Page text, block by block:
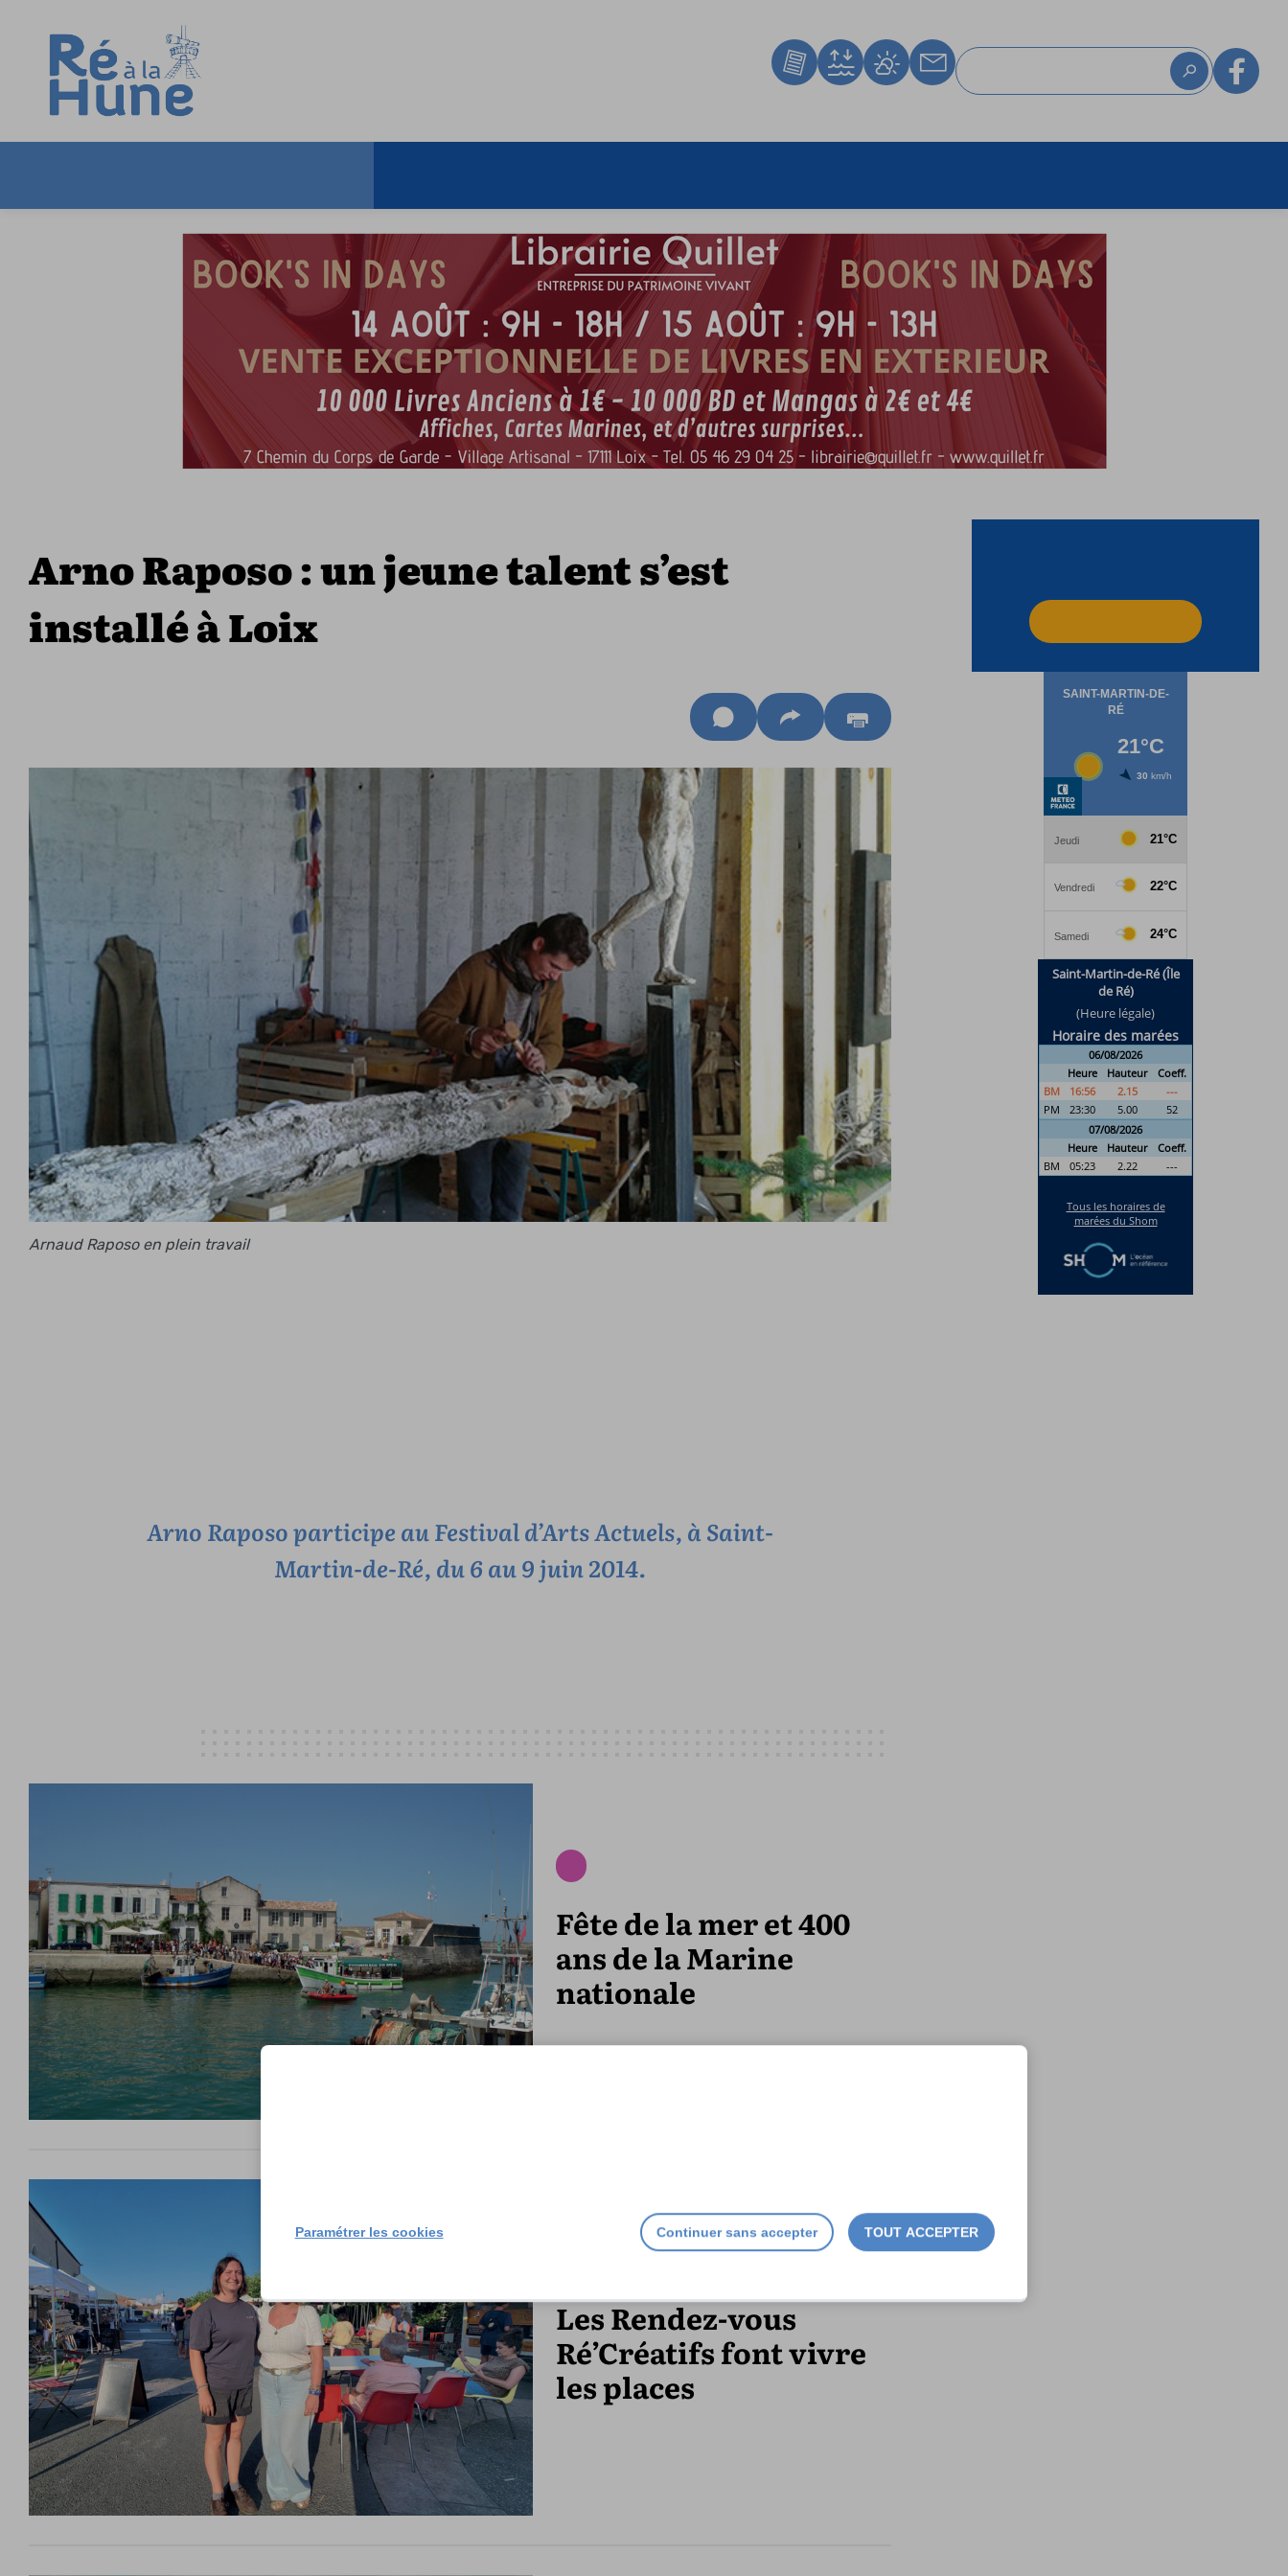
Arno Raposo : un jeune talent s’est
installé à Loix
Arnaud Raposo en plein travail
Arno Raposo participe au Festival d’Arts Actuels, à Saint-
Martin-de-Ré, du 6 au 9 juin 2014.
Fête de la mer et 400
ans de la Marine
nationale
Les Rendez-vous
Ré’Créatifs font vivre
les places
TOUT ACCEPTER
Continuer sans accepter
Paramétrer les cookies